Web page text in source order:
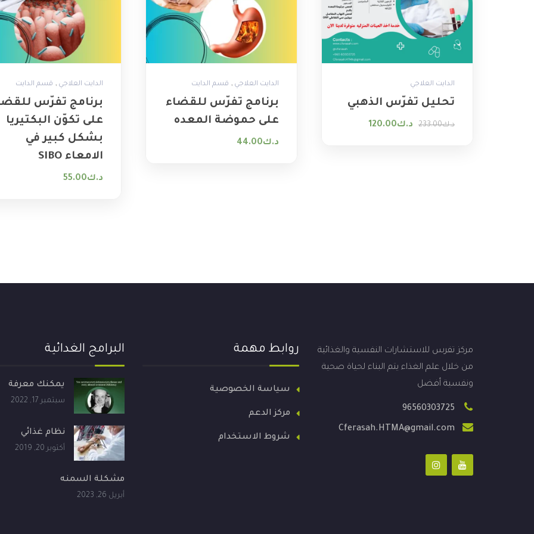
الدايت العلاجي
تحليل تفرّس الذهبي
د.ك233.00 السعر الأصلي هو: د.ك233.00.
د.ك120.00السعر الحالي هو: د.ك120.00.
الدايت العلاجي , قسم الدايت
برنامج تفرّس للقضاء
على حموضة المعده
د.ك44.00
الدايت العلاجي , قسم الدايت
برنامج تفرّس
على تكوّن البكتيريا
بشكل كبير في
الامعاء ‏SIBO
د.ك55.00
مركز تفرس للاستشارات النفسية والغذائية
من خلال علم الغذاء يتم البناء لحياة صحية
ونفسية أفضل
96560303725
Cferasah.HTMA@gmail.com
روابط مهمة
سياسة الخصوصية
مركز الدعم
شروط الاستخدام
البرامج الغدائية
يمكنك معرفة
سبتمبر 17, 2022
نظام غذائي
أكتوبر 20, 2019
مشكلة السمنه
أبريل 26, 2023